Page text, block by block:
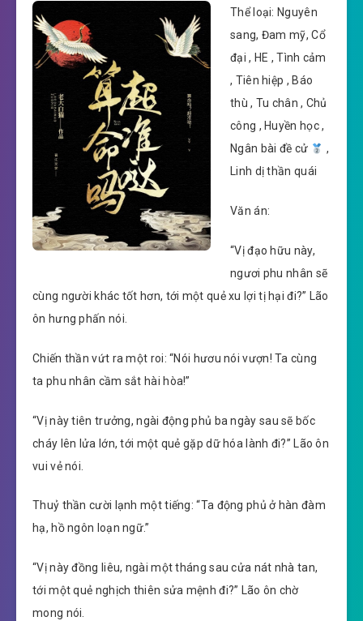
Thể loại: Nguyên
sang, Đam mỹ, Cổ
đại , HE , Tình cảm
, Tiên hiệp , Báo
thù , Tu chân , Chủ
công , Huyền học ,
Ngân bài đề cử
,
Linh dị thần quái
Văn án:
“Vị đạo hữu này,
ngươi phu nhân sẽ
cùng người khác tốt hơn, tới một quẻ xu lợi tị hại đi?” Lão
ôn hưng phấn nói.
Chiến thần vứt ra một roi: “Nói hươu nói vượn! Ta cùng
ta phu nhân cầm sắt hài hòa!”
“Vị này tiên trưởng, ngài động phủ ba ngày sau sẽ bốc
cháy lên lửa lớn, tới một quẻ gặp dữ hóa lành đi?” Lão ôn
vui vẻ nói.
Thuỷ thần cười lạnh một tiếng: “Ta động phủ ở hàn đàm
hạ, hồ ngôn loạn ngữ.”
“Vị này đồng liêu, ngài một tháng sau cửa nát nhà tan,
tới một quẻ nghịch thiên sửa mệnh đi?” Lão ôn chờ
mong nói.